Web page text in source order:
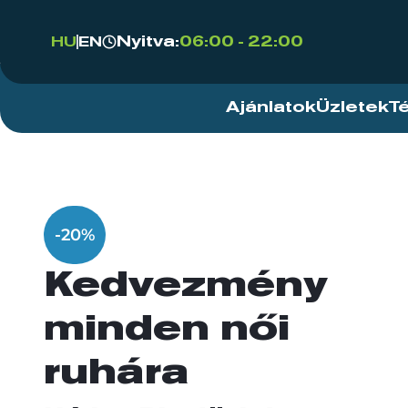
HU EN Nyitva:06:00 - 22:00
AjánlatokÜzletek
-20%
Kedvezmény
minden női
ruhára